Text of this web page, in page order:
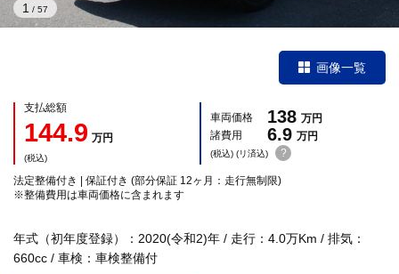
1 / 57
画像一覧
支払総額
144.9 万円
(税込)
車両価格 138 万円
諸費用
6.9 万円
(税込) (リ済込) ?
法定整備付き | 保証付き (部分保証 12ヶ月：走行無制限)
※整備費用は車両価格に含まれます
年式（初年度登録）：2020(令和2)年 / 走行：4.0万Km / 排気：
660cc / 車検：車検整備付